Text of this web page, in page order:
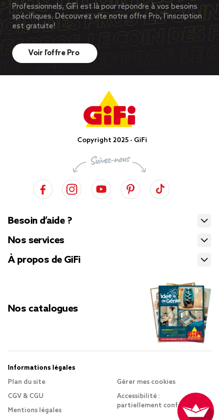
Professionnels, GiFi est là pour répondre à vos besoins
spécifiques. Découvrez vite notre offre Pro, l’inscription
est gratuite!
Voir l’offre Pro
Copyright 2025 - GiFi
Besoin d’aide ?
Nos services
À propos de GiFi
Nos catalogues
Informations légales
Plan du site
CGV & CGU
Mentions légales
Gérer mes cookies
Accessibilité :
partiellement conforme